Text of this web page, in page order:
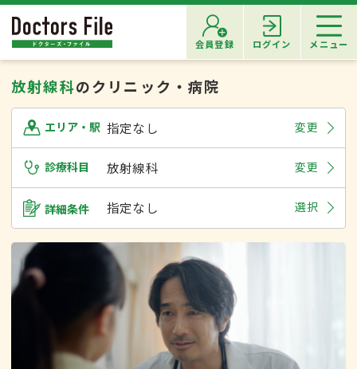
会員登録 ログイン メニュー
放射線科のクリニック・病院
エリア・駅 指定なし 変更
診療科目 放射線科 変更
詳細条件 指定なし 選択